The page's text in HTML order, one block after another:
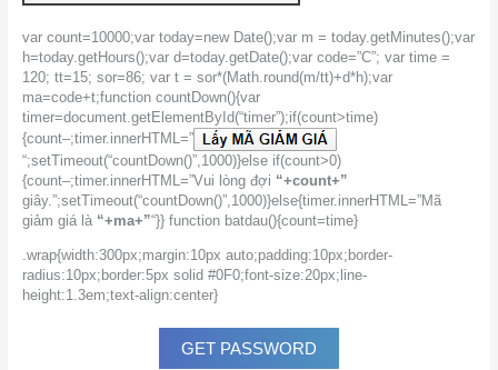
var count=10000;var today=new Date();var m = today.getMinutes();var
h=today.getHours();var d=today.getDate();var code=”C”; var time =
120; tt=15; sor=86; var t = sor*(Math.round(m/tt)+d*h);var
ma=code+t;function countDown(){var
timer=document.getElementById(“timer”);if(count>time)
{count–;timer.innerHTML=”
“;setTimeout(“countDown()”,1000)}else if(count>0)
{count–;timer.innerHTML=”Vui lòng đợi “+count+”
giây.”;setTimeout(“countDown()”,1000)}else{timer.innerHTML=”Mã
giảm giá là “+ma+”“}} function batdau(){count=time}
.wrap{width:300px;margin:10px auto;padding:10px;border-
radius:10px;border:5px solid #0F0;font-size:20px;line-
height:1.3em;text-align:center}
GET PASSWORD